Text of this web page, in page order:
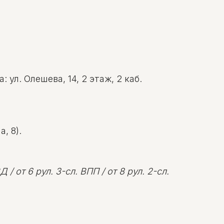
Олешева, 14, 2 этаж, 2 каб.
8).
/ от 6 рул. 3-сл. ВПП / от 8 рул. 2-сл.